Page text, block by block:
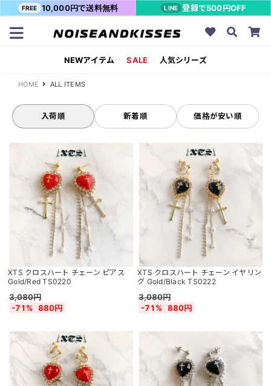
FREE 10,000円で送料無料 LINE 登録で500円OFF
NEWアイテム SALE 人気シリーズ
HOME ALL ITEMS
入荷順 新着順 価格が安い順
XTS クロスハート チェーン ピアス
Gold/Red TS0220
3,080円
-71%
880円
XTS クロスハート チェーン イヤリン
グ Gold/Black TS0222
3,080円
-71%
880円